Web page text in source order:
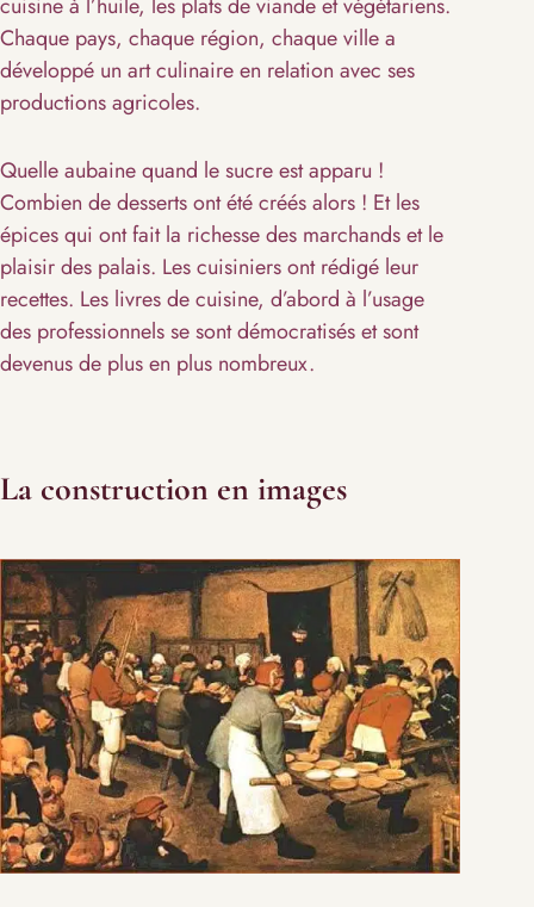
Chaque pays, chaque région, chaque ville a
développé un art culinaire en relation avec ses
productions agricoles.
Quelle aubaine quand le sucre est apparu !
Combien de desserts ont été créés alors ! Et les
épices qui ont fait la richesse des marchands et le
plaisir des palais. Les cuisiniers ont rédigé leur
recettes. Les livres de cuisine, d’abord à l’usage
des professionnels se sont démocratisés et sont
devenus de plus en plus nombreux.
La construction en images